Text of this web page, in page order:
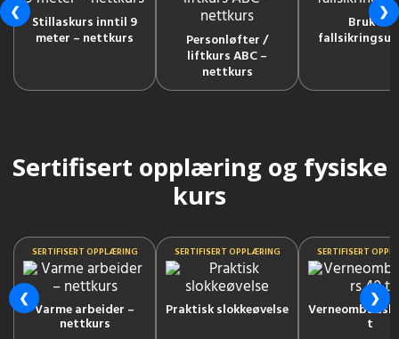
❮
Stillaskurs inntil 9
meter – nettkurs Personløfter /
liftkurs ABC –
nettkurs
Bruk av
❯
Sertifisert opplæring og fysiske
kurs
❮
SERTIFISERT OPPLÆRING
Varme arbeider –
nettkurs
SERTIFISERT OPPLÆRING
Praktisk slokkeøvelse
SERTIFISERT
t
❯